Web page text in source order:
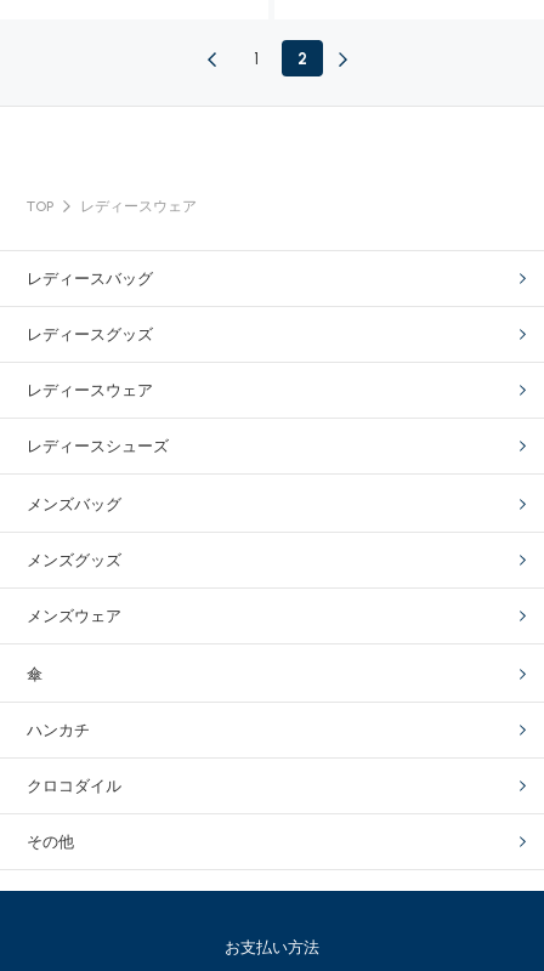
1 2
TOP レディースウェア
レディースバッグ
レディースグッズ
レディースウェア
レディースシューズ
メンズバッグ
メンズグッズ
メンズウェア
傘
ハンカチ
クロコダイル
その他
お支払い方法